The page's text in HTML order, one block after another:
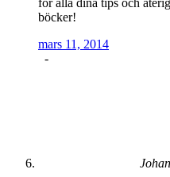
böcker!
mars 11, 2014
-